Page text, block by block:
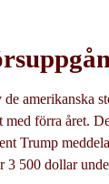
amerikanska
med förra året.
Trump
3 500 dollar